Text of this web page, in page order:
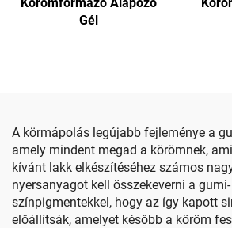
Gél
A körmápolás legújabb fejleménye a
amely mindent megad a körömnek,
kívánt lakk elkészítéséhez számos
nyersanyagot kell összekeverni a
színpigmentekkel, hogy az így kapott
előállítsák, amelyet később a köröm